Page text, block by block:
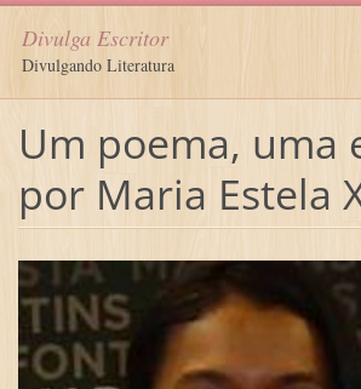
Divulga Escritor
Divulgando Literatura
Um poema, uma
por Maria Estela